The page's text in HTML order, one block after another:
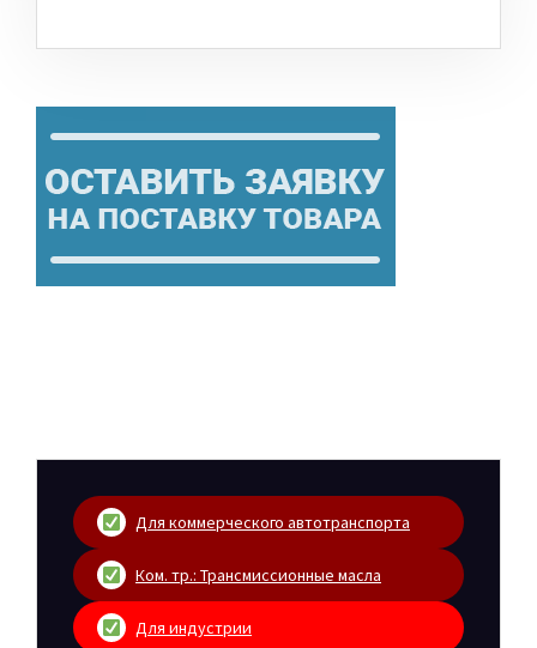
Для коммерческого автотранспорта
Ком. тр.: Трансмиссионные масла
Для индустрии